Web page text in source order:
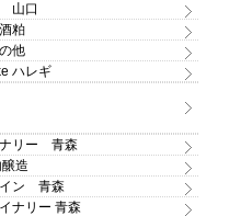
山口
粕
他
ハレギ
ナリー 青森
造
イン 青森
ナリー 青森